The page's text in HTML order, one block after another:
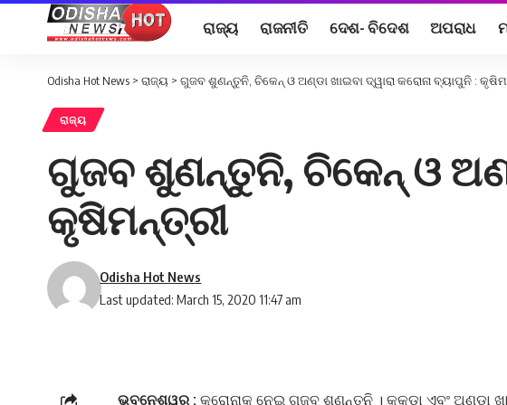
ରାଜ୍ୟ ରାଜନୀତି ଦେଶ- ବିଦେଶ ଅପରାଧ
Odisha Hot News > ରାଜ୍ୟ > ଗୁଜବ ଶୁଣନ୍ତୁନି, ଚିକେନ୍ ଓ ଅଣ୍ଡା ଖାଇବା ଦ୍ୱାରା କରୋନା ବ୍ୟାପୁନି :
ରାଜ୍ୟ
ଗୁଜବ ଶୁଣନ୍ତୁନି, ଚିକେନ୍ ଓ
କୃଷିମନ୍ତ୍ରୀ
Last updated: March 15, 2020 11:47 am
Odisha Hot News
ଭୁବନେଶ୍ୱର : କରୋନାକୁ ନେଇ ଗୁଜବ ଶୁଣନ୍ତୁନି । କୁକୁଡ଼ା ଏବଂ ଅଣ୍ଡା